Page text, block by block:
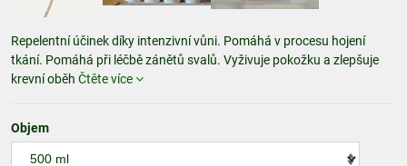
Repelentní účinek díky intenzivní vůni. Pomáhá v procesu hojení
tkání. Pomáhá při léčbě zánětů svalů. Vyživuje pokožku a zlepšuje
krevní oběh Čtěte více
Objem